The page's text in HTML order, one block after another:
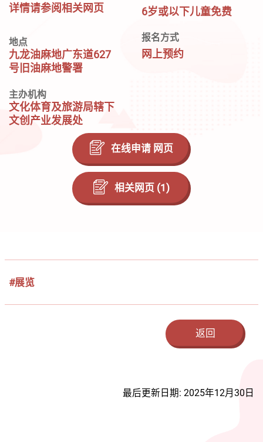
详情请参阅相关网页
地点
九龙油麻地广东道627
号旧油麻地警署
主办机构
文化体育及旅游局辖下
文创产业发展处
6岁或以下儿童免费
报名方式
网上预约
在线申请 网页
相关网页 (1)
#展览
返回
最后更新日期: 2025年12月30日